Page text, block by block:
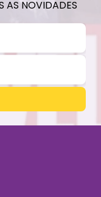
AS NOVIDADES